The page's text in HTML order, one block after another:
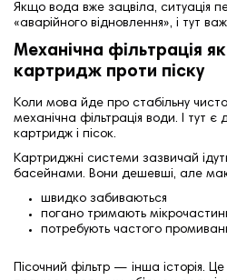
Якщо вода вже зацвіла, ситуація
«аварійного відновлення», і тут
Механічна фільтрація
картридж проти піску
Коли мова йде про стабільну
механічна фільтрація води. І тут є
картридж і пісок.
Картриджні системи зазвичай
басейнами. Вони дешевші, але
швидко забиваються
погано тримають
потребують частого
Пісочний фільтр — інша історія.